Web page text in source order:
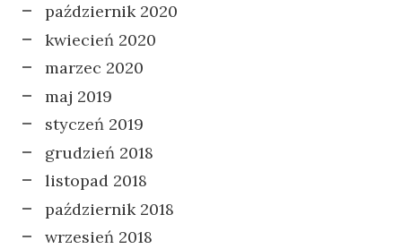
październik 2020
kwiecień 2020
marzec 2020
maj 2019
styczeń 2019
grudzień 2018
listopad 2018
październik 2018
wrzesień 2018